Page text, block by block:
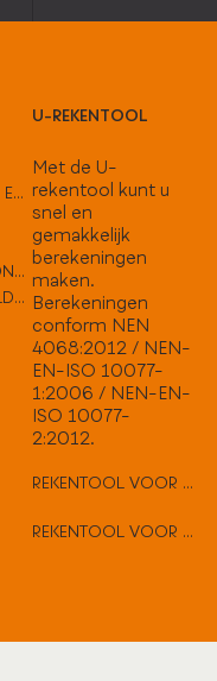
AANSLAGLATTEN EN TUSSENOPLOSSINGEN
KADER EN VERJONGEN
SIERLIJST EN WELDORPELS
U-REKENTOOL
Met de U-
rekentool kunt u
snel en
gemakkelijk
berekeningen
maken.
Berekeningen
conform NEN
4068:2012 / NEN-
EN-ISO 10077-
1:2006 / NEN-EN-
ISO 10077-
2:2012.
REKENTOOL VOOR VLAKKE DEUREN
REKENTOOL VOOR HARD HOUTEN DEUREN